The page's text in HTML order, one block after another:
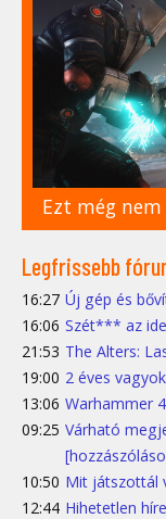
Ezt még
Legfrissebb
16:27 Új gép és
16:06 Szét*** az
21:53 The Alters:
19:00 2 éves
13:06 Warhammer
09:25 Várható
10:50 Mit játszottál
12:44 Hihetetlen